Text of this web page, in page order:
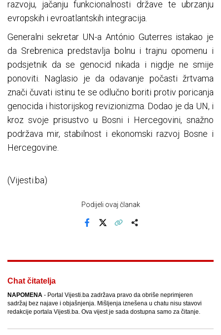
razvoju, jačanju funkcionalnosti države te ubrzanju
evropskih i evroatlantskih integracija.
Generalni sekretar UN-a António Guterres istakao je
da Srebrenica predstavlja bolnu i trajnu opomenu i
podsjetnik da se genocid nikada i nigdje ne smije
ponoviti. Naglasio je da odavanje počasti žrtvama
znači čuvati istinu te se odlučno boriti protiv poricanja
genocida i historijskog revizionizma. Dodao je da UN, i
kroz svoje prisustvo u Bosni i Hercegovini, snažno
podržava mir, stabilnost i ekonomski razvoj Bosne i
Hercegovine.
(Vijesti.ba)
Podijeli ovaj članak
Chat čitatelja
NAPOMENA - Portal Vijesti.ba zadržava pravo da obriše neprimjeren
sadržaj bez najave i objašnjenja. Mišljenja iznešena u chatu nisu stavovi
redakcije portala Vijesti.ba. Ova vijest je sada dostupna samo za čitanje.